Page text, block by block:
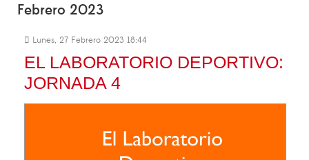
Febrero 2023
Lunes, 27 Febrero 2023 18:44
EL LABORATORIO DEPORTIVO:
JORNADA 4